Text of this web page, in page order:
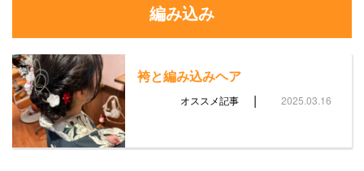
編み込み
袴と編み込みヘア
オススメ記事 | 2025.03.16